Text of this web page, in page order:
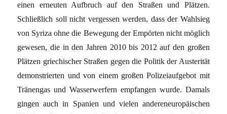
einen erneuten Aufbruch auf den Straßen und Plätzen.
Schließlich soll nicht vergessen werden, dass der Wahlsieg
von Syriza ohne die Bewegung der Empörten nicht möglich
gewesen, die in den Jahren 2010 bis 2012 auf den großen
Plätzen griechischer Straßen gegen die Politik der Austerität
demonstrierten und von einem großen Polizeiaufgebot mit
Tränengas und Wasserwerfern empfangen wurde. Damals
gingen auch in Spanien und vielen andereneuropäischen